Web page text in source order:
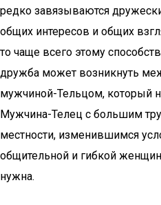
редко завязываются
общих интересов и общих
то чаще всего этому
дружба может возникнуть
мужчиной-Тельцом, который
Мужчина-Телец с большим
местности, изменившимся
общительной и гибкой
нужна.